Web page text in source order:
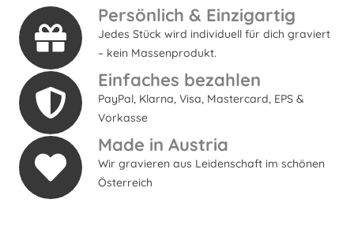
Persönlich & Einzigartig
Jedes Stück wird individuell für dich graviert
– kein Massenprodukt.
Einfaches bezahlen
PayPal, Klarna, Visa, Mastercard, EPS &
Vorkasse
Made in Austria
Wir gravieren aus Leidenschaft im schönen
Österreich